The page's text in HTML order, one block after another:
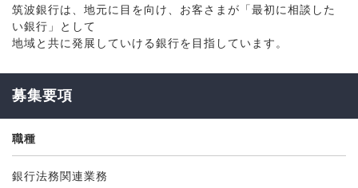
筑波銀行は、地元に目を向け、お客さまが「最初に相談した
い銀行」として
地域と共に発展していける銀行を目指しています。
募集要項
職種
銀行法務関連業務